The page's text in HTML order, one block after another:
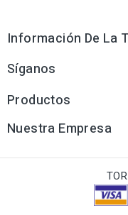
Información De La
Síganos
Productos
Nuestra Empresa